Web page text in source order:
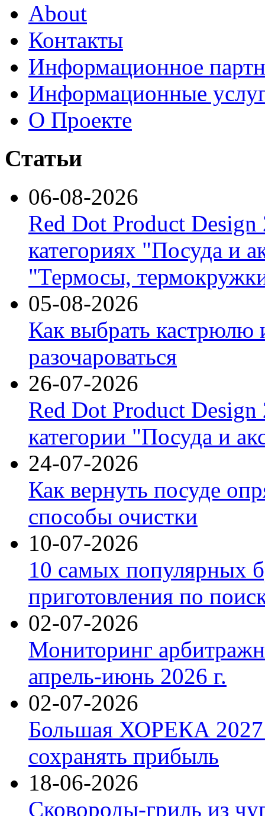
About
Контакты
Информационное
Информационные
О Проекте
Статьи
06-08-2026
Red Dot Product Design
категориях "Посуда и
"Термосы,
05-08-2026
Как выбрать кастрюлю
разочароваться
26-07-2026
Red Dot Product Design
категории "Посуда и
24-07-2026
Как вернуть посуде
способы очистки
10-07-2026
10 самых популярных
приготовления по
02-07-2026
Мониторинг
апрель-июнь 2026 г.
02-07-2026
Большая ХОРЕКА 2027:
сохранять прибыль
18-06-2026
Сковороды-гриль из